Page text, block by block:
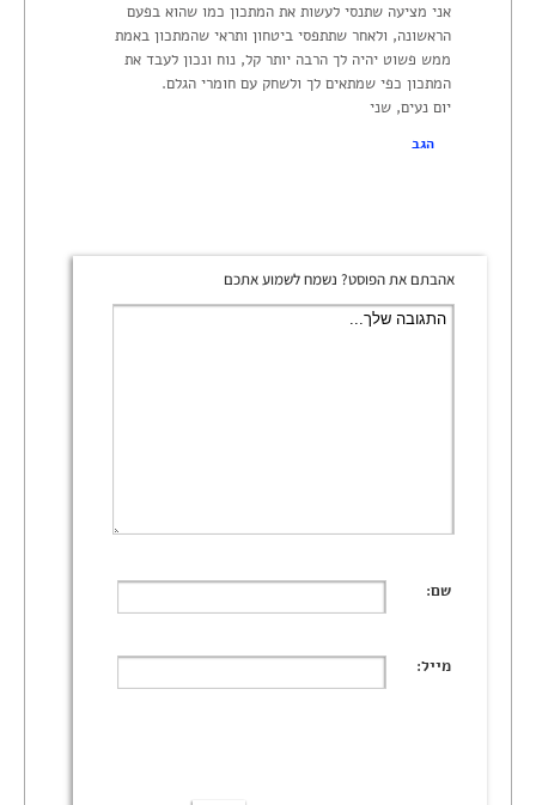
אני מציעה שתנסי לעשות את המתכון כמו שהוא בפעם
הראשונה, ולאחר שתתפסי ביטחון ותראי שהמתכון באמת
ממש פשוט יהיה לך הרבה יותר קל, נוח ונכון לעבד את
המתכון כפי שמתאים לך ולשחק עם חומרי הגלם.
יום נעים, שני
הגב
אהבתם את הפוסט? נשמח לשמוע אתכם
שם:
מייל: